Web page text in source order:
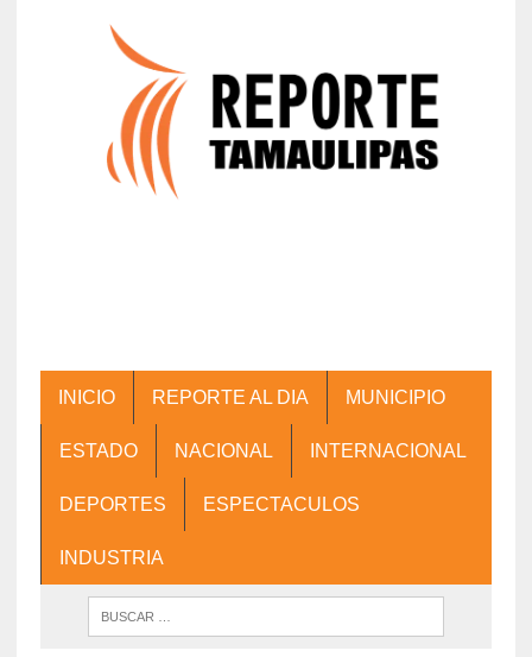
INICIO REPORTE AL DIA MUNICIPIO
ESTADO NACIONAL INTERNACIONAL
DEPORTES ESPECTACULOS
INDUSTRIA